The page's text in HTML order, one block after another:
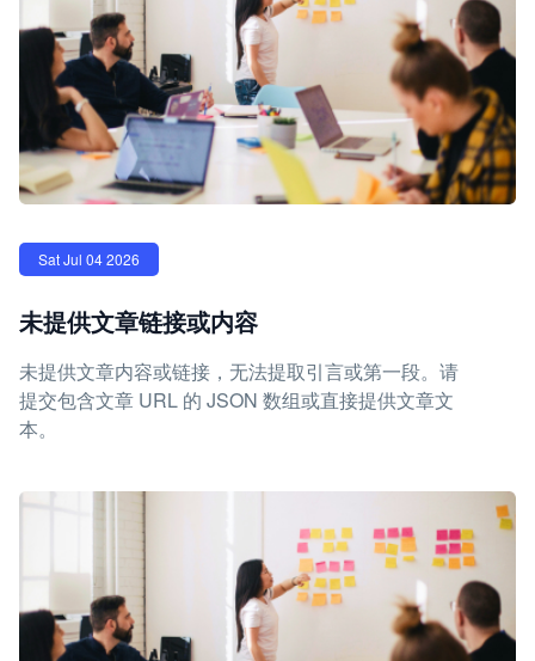
Sat Jul 04 2026
未提供文章链接或内容
未提供文章内容或链接，无法提取引言或第一段。请
提交包含文章 URL 的 JSON 数组或直接提供文章文
本。